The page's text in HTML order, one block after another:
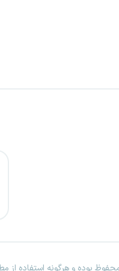
بوده و هرگونه استفاده از